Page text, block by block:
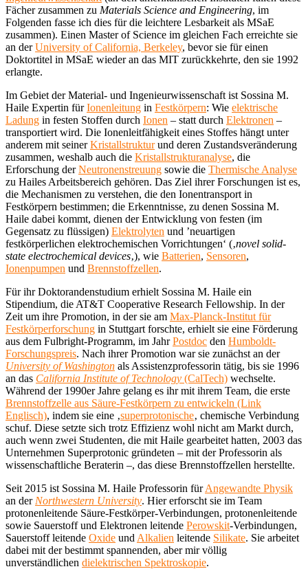
Fächer zusammen zu Materials Science and Engineering, im
Folgenden fasse ich dies für die leichtere Lesbarkeit als MSaE
zusammen). Einen Master of Science im gleichen Fach erreichte sie
an derUniversity of California, Berkeley, bevor sie für einen
Doktortitel in MSaE wieder an das MIT zurückkehrte, den sie 1992
erlangte.
Im Gebiet der Material- und Ingenieurwissenschaft ist Sossina M.
Haile Expertin fürIonenleitung in Festkörpern: Wie elektrische
Ladung in festen Stoffen durch Ionen – statt durch Elektronen –
transportiert wird. Die Ionenleitfähigkeit eines Stoffes hängt unter
anderem mit seinerKristallstrukturund deren Zustandsveränderung
zusammen, weshalb auch die Kristallstrukturanalyse, die
Erforschung derNeutronenstreuung sowie die Thermische Analyse
zu Hailes Arbeitsbereich gehören. Das Ziel ihrer Forschungen ist es,
die Mechanismen zu verstehen, die den Ionentransport in
Festkörpern bestimmen; die Erkenntnisse, zu denen Sossina M.
Haile dabei kommt, dienen der Entwicklung von festen (im
Gegensatz zu flüssigen) Elektrolyten und ’neuartigen
festkörperlichen elektrochemischen Vorrichtungen‘ (‚novel solid-
state electrochemical devices‚), wie Batterien, Sensoren,
Ionenpumpen und Brennstoffzellen.
Für ihr Doktorandenstudium erhielt Sossina M. Haile ein
Stipendium, die AT&T Cooperative Research Fellowship. In der
Zeit um ihre Promotion, in der sie am Max-Planck-Institut für
Festkörperforschung in Stuttgart forschte, erhielt sie eine Förderung
aus dem Fulbright-Programm, im JahrPostdoc den Humboldt-
Forschungspreis. Nach ihrer Promotion war sie zunächst an der
University of Washington als Assistenzprofessorin tätig, bis sie 1996
an das California Institute of Technology (CalTech) wechselte.
Während der 1990er Jahre gelang es ihr mit ihrem Team, die erste
Brennstoffzelle aus Säure-Festkörpern zu entwickeln (Link
Englisch), indem sie eine ‚superprotonische‚ chemische Verbindung
schuf. Diese setzte sich trotz Effizienz wohl nicht am Markt durch,
auch wenn zwei Studenten, die mit Haile gearbeitet hatten, 2003 das
Unternehmen Superprotonic gründeten – mit der Professorin als
wissenschaftliche Beraterin –, das diese Brennstoffzellen herstellte.
Seit 2015 ist Sossina M. Haile Professorin fürAngewandte Physik
an der Northwestern University. Hier erforscht sie im Team
protonenleitende Säure-Festkörper-Verbindungen, protonenleitende
sowie Sauerstoff und Elektronen leitende Perowskit-Verbindungen,
Sauerstoff leitende Oxide und Alkalien leitende Silikate. Sie arbeitet
dabei mit der bestimmt spannenden, aber mir völlig
unverständlichen dielektrischen Spektroskopie.